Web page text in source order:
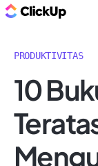
PRODUKTIVITAS
10